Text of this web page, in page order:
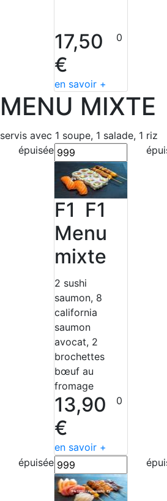
17,50
€
en savoir +
0
MENU MIXTE
servis avec 1 soupe, 1 salade, 1 riz
épuisée
F1 F1
Menu
mixte
2 sushi
saumon, 8
california
saumon
avocat, 2
brochettes
bœuf au
fromage
13,90
€
en savoir +
0
épuisée